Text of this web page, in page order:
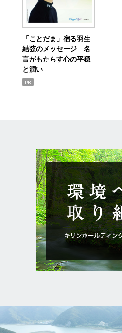
「ことだま」宿る羽生
結弦のメッセージ 名
言がもたらす心の平穏
と潤い
PR